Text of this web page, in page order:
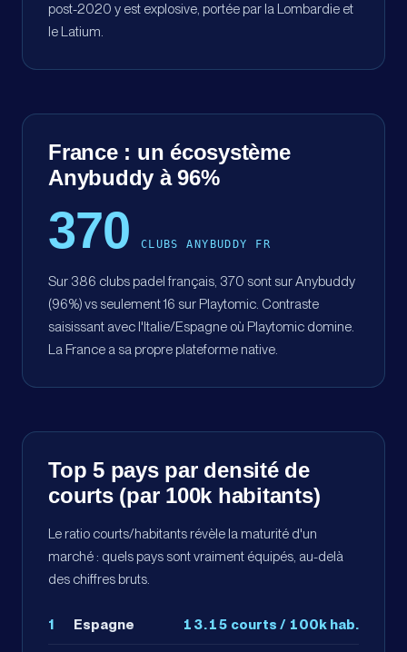
post-2020 y est explosive, portée par la Lombardie et
le Latium.
France : un écosystème
Anybuddy à 96%
370 CLUBS ANYBUDDY FR
Sur 386 clubs padel français, 370 sont sur Anybuddy
(96%) vs seulement 16 sur Playtomic. Contraste
saisissant avec l'Italie/Espagne où Playtomic domine.
La France a sa propre plateforme native.
Top 5 pays par densité de
courts (par 100k habitants)
Le ratio courts/habitants révèle la maturité d'un
marché : quels pays sont vraiment équipés, au-delà
des chiffres bruts.
1 Espagne 13.15 courts / 100k hab.